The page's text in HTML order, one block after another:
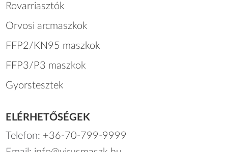
Rovarriasztók
Orvosi arcmaszkok
FFP2/KN95 maszkok
FFP3/P3 maszkok
Gyorstesztek
ELÉRHETŐSÉGEK
Telefon: +36-70-799-9999